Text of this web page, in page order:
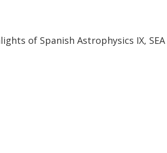
of Spanish Astrophysics IX, SEA